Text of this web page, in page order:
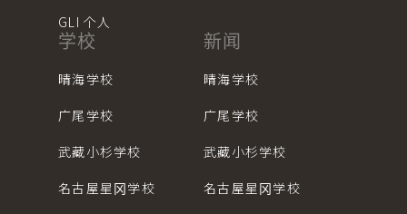
GLI 个人
学校
晴海学校
广尾学校
武藏小杉学校
名古屋星冈学校
新闻
晴海学校
广尾学校
武藏小杉学校
名古屋星冈学校